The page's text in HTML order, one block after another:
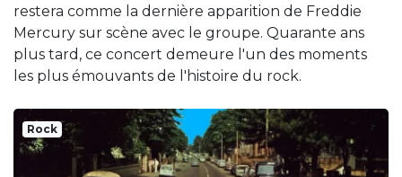
restera comme la dernière apparition de Freddie
Mercury sur scène avec le groupe. Quarante ans
plus tard, ce concert demeure l'un des moments
les plus émouvants de l'histoire du rock.
Rock